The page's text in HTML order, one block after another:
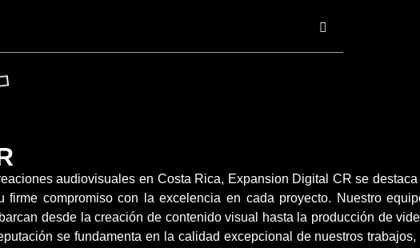
audiovisuales en Costa Rica, Expansion Digital CR se destaca
compromiso con la excelencia en cada proyecto. Nuestro
desde la creación de contenido visual hasta la producción de
se fundamenta en la calidad excepcional de nuestros